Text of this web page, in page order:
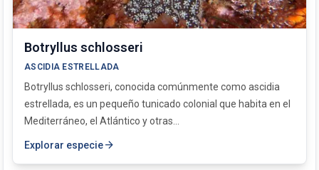
Botryllus schlosseri
ASCIDIA ESTRELLADA
Botryllus schlosseri, conocida comúnmente como ascidia
estrellada, es un pequeño tunicado colonial que habita en el
Mediterráneo, el Atlántico y otras...
Explorar especiearrow_forward